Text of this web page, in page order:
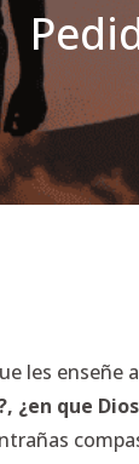
les
¿en que